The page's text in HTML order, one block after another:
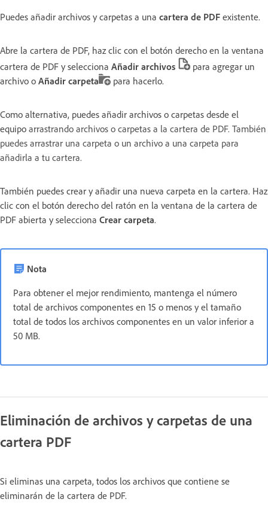
Puedes añadir archivos y carpetas a una cartera de PDF existente.
Abre la cartera de PDF, haz clic con el botón derecho en la ventana
cartera de PDF y selecciona Añadir archivos
para agregar un
archivo o Añadir carpeta para hacerlo.
Como alternativa, puedes añadir archivos o carpetas desde el
equipo arrastrando archivos o carpetas a la cartera de PDF. También
puedes arrastrar una carpeta o un archivo a una carpeta para
añadirla a tu cartera.
También puedes crear y añadir una nueva carpeta en la cartera. Haz
clic con el botón derecho del ratón en la ventana de la cartera de
PDF abierta y selecciona Crear carpeta.
Nota
Para obtener el mejor rendimiento, mantenga el número
total de archivos componentes en 15 o menos y el tamaño
total de todos los archivos componentes en un valor inferior a
50 MB.
Eliminación de archivos y carpetas de una
cartera PDF
Si eliminas una carpeta, todos los archivos que contiene se
eliminarán de la cartera de PDF.